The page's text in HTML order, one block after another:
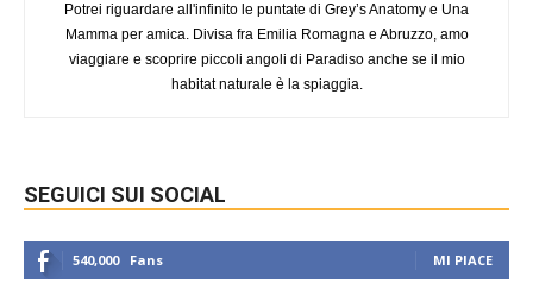
Potrei riguardare all'infinito le puntate di Grey’s Anatomy e Una
Mamma per amica. Divisa fra Emilia Romagna e Abruzzo, amo
viaggiare e scoprire piccoli angoli di Paradiso anche se il mio
habitat naturale è la spiaggia.
SEGUICI SUI SOCIAL
540,000 Fans MI PIACE